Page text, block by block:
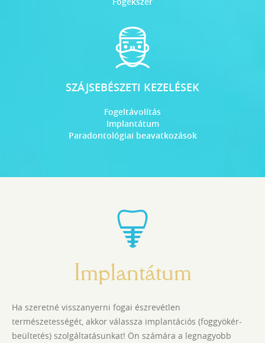
SZÁJSEBÉSZETI KEZELÉSEK
Fogeltávolítás
Implantátum
Paradontológiai beavatkozások
Implantátum
Ha szeretné visszanyerni fogai észrevétlen
természetességét, akkor válassza implantációs (foggyökér-
beültetés) szolgáltatásunkat! Ön számára a legnagyobb